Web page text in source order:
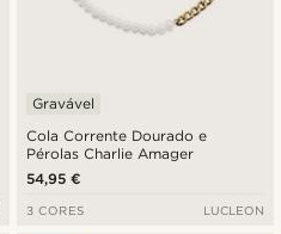
Cola Corrente Dourado e
Pérolas Charlie Amager
Gravável
54,95 €
3 CORES LUCLEON